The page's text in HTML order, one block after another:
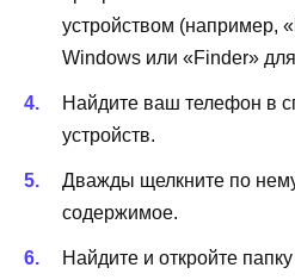
устройством (например,
Windows или «Finder»
Найдите ваш телефон в
устройств.
Дважды щелкните по
содержимое.
Найдите и откройте